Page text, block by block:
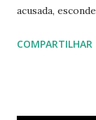
acusada,
atacar! Esse é o
COMPARTILHAR